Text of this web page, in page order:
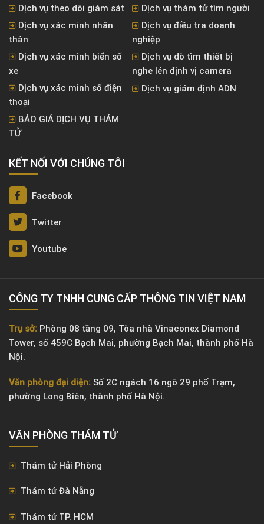
Dịch vụ theo dõi giám sát
Dịch vụ thám tử tìm người
Dịch vụ xác minh nhân
thân
Dịch vụ điều tra doanh
nghiệp
Dịch vụ xác minh biển số
xe
Dịch vụ dò tìm thiết bị
nghe lén định vị camera
Dịch vụ xác minh số điện
thoại
Dịch vụ giám định ADN
BÁO GIÁ DỊCH VỤ THÁM
TỬ
KẾT NỐI VỚI CHÚNG TÔI
Facebook
Twitter
Youtube
CÔNG TY TNHH CUNG CẤP THÔNG TIN VIỆT NAM
Trụ sở: Phòng 08 tầng 09, Tòa nhà Vinaconex Diamond
Tower, số 459C Bạch Mai, phường Bạch Mai, thành phố Hà
Nội.
Văn phòng đại diện: Số 2C ngách 16 ngõ 29 phố Trạm,
phường Long Biên, thành phố Hà Nội.
VĂN PHÒNG ​THÁM TỬ
Thám tử Hải Phòng
Thám tử Đà Nẵng
Thám tử TP. HCM